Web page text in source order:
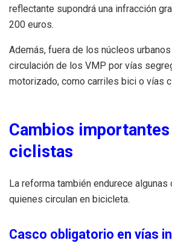
reflectante supondrá una infracción
200 euros.
Además, fuera de los núcleos
circulación de los VMP por vías
motorizado, como carriles bici o vías
Cambios
ciclistas
La reforma también endurece
quienes circulan en bicicleta.
Casco obligatorio en vías